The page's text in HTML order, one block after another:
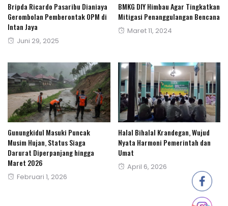
Bripda Ricardo Pasaribu Dianiaya
Gerombolan Pemberontak OPM di
Intan Jaya
Posted
Juni 29, 2025
BMKG DIY Himbau Agar Tingkatkan
Mitigasi Penanggulangan Bencana
Posted
Maret 11, 2024
Gunungkidul Masuki Puncak
Musim Hujan, Status Siaga
Darurat Diperpanjang hingga
Maret 2026
Posted
Februari 1, 2026
Halal Bihalal Krandegan, Wujud
Nyata Harmoni Pemerintah dan
Umat
Posted
April 6, 2026